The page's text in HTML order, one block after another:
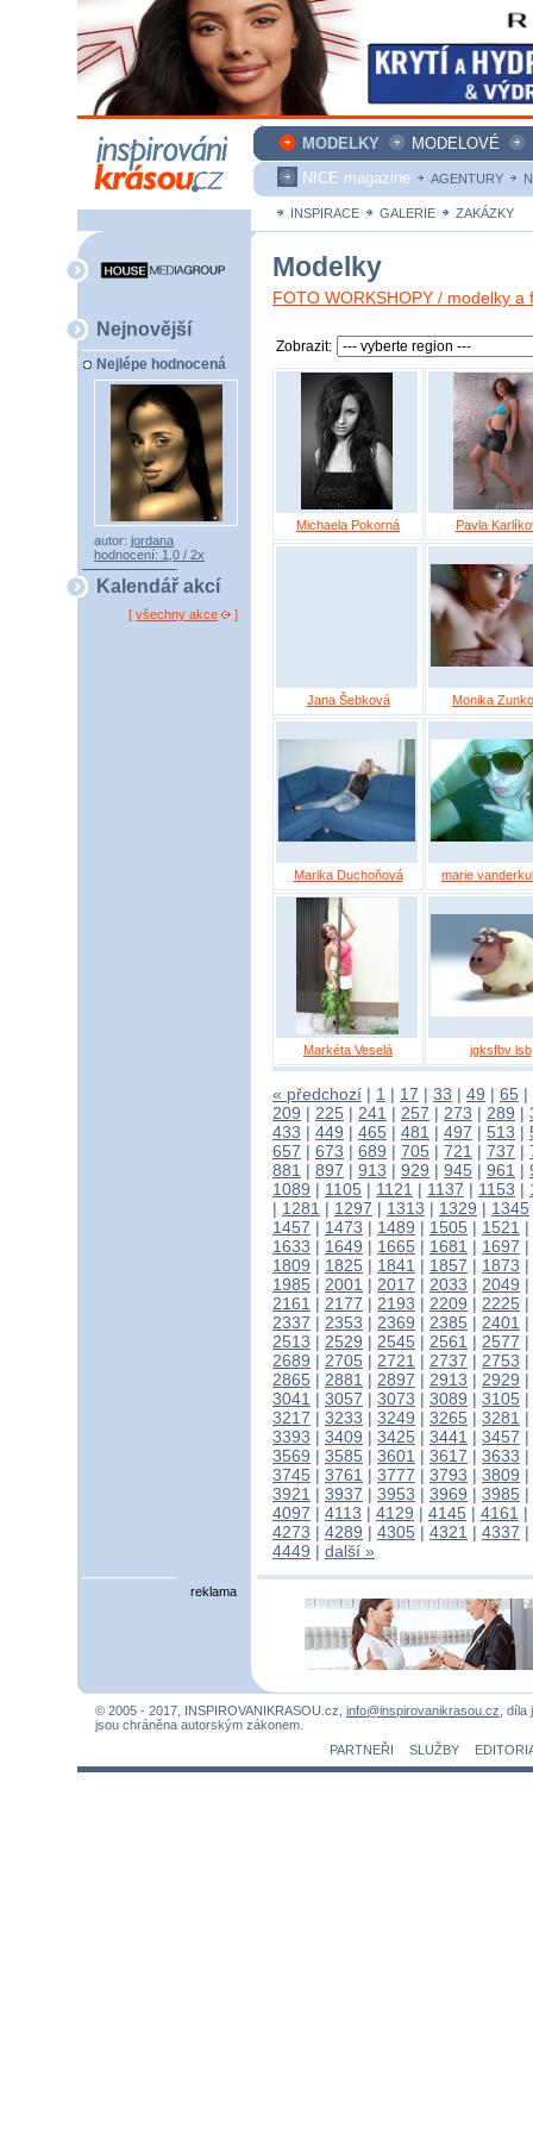
MODELKY MODELOVÉ
NICE magazine
AGENTURY
INSPIRACE GALERIE ZAKÁZKY
Nejnovější
Nejlépe hodnocená
autor: jordana
hodnocení: 1,0 / 2x
Kalendář akcí
[ všechny akce ]
Modelky
FOTO WORKSHOPY / modelky
Zobrazit:
Michaela Pokorná Pavla
Jana Šebková Monika
Marika Duchoňová marie
Markéta Veselá jgksfbv lsb
« předchozí | 1 | 17 | 33 | 49 | 65 |
209 | 225 | 241 | 257 | 273 | 289 |
433 | 449 | 465 | 481 | 497 | 513 |
657 | 673 | 689 | 705 | 721 | 737 |
881 | 897 | 913 | 929 | 945 | 961 |
1089 | 1105 | 1121 | 1137 | 1153 |
| 1281 | 1297 | 1313 | 1329 | 1345
1457 | 1473 | 1489 | 1505 | 1521 |
1633 | 1649 | 1665 | 1681 | 1697 |
1809 | 1825 | 1841 | 1857 | 1873 |
1985 | 2001 | 2017 | 2033 | 2049 |
2161 | 2177 | 2193 | 2209 | 2225 |
2337 | 2353 | 2369 | 2385 | 2401 |
2513 | 2529 | 2545 | 2561 | 2577 |
2689 | 2705 | 2721 | 2737 | 2753 |
2865 | 2881 | 2897 | 2913 | 2929 |
3041 | 3057 | 3073 | 3089 | 3105 |
3217 | 3233 | 3249 | 3265 | 3281 |
3393 | 3409 | 3425 | 3441 | 3457 |
3569 | 3585 | 3601 | 3617 | 3633 |
3745 | 3761 | 3777 | 3793 | 3809 |
3921 | 3937 | 3953 | 3969 | 3985 |
4097 | 4113 | 4129 | 4145 | 4161 |
4273 | 4289 | 4305 | 4321 | 4337 |
4449 | další »
reklama
© 2005 - 2017, INSPIROVANIKRASOU.cz, info@inspirovanikrasou.cz, díla
jsou chráněna autorským zákonem.
PARTNEŘI
SLUŽBY